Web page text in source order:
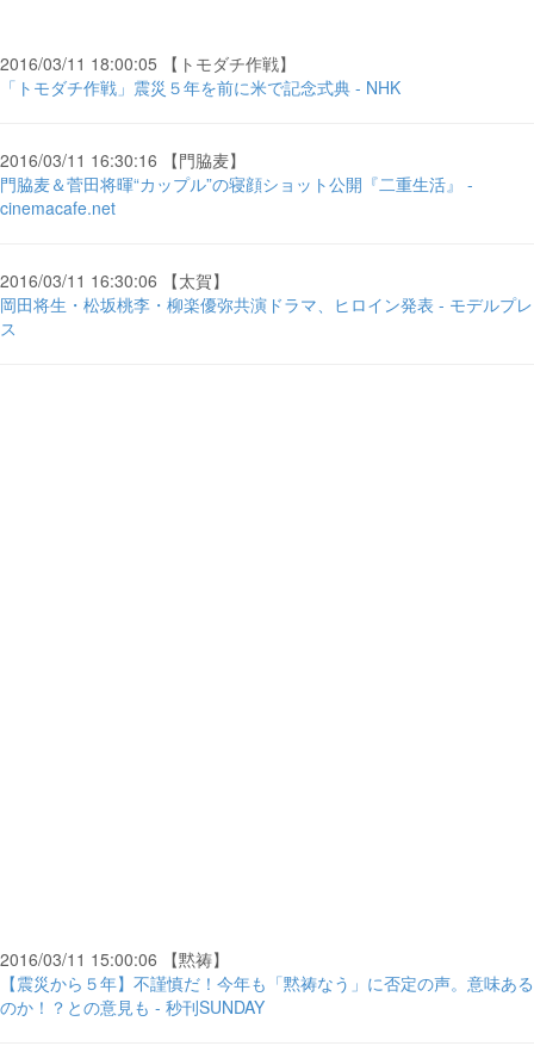
2016/03/11 18:00:05 【トモダチ作戦】
「トモダチ作戦」震災５年を前に米で記念式典 - NHK
2016/03/11 16:30:16 【門脇麦】
門脇麦＆菅田将暉“カップル”の寝顔ショット公開『二重生活』 -
cinemacafe.net
2016/03/11 16:30:06 【太賀】
岡田将生・松坂桃李・柳楽優弥共演ドラマ、ヒロイン発表 - モデルプレ
ス
2016/03/11 15:00:06 【黙祷】
【震災から５年】不謹慎だ！今年も「黙祷なう」に否定の声。意味ある
のか！？との意見も - 秒刊SUNDAY